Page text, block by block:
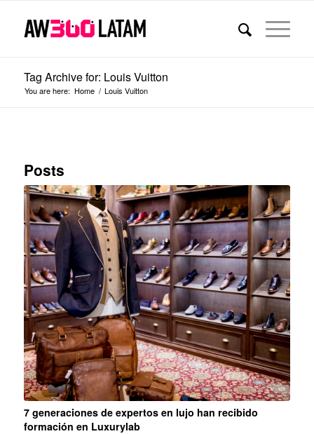
Tag Archive for: Louis Vuitton
You are here: Home / Louis Vuitton
Posts
7 generaciones de expertos en lujo han recibido
formación en Luxurylab